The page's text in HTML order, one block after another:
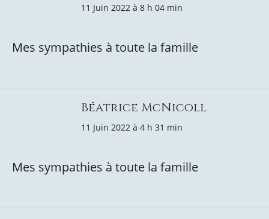
11 Juin 2022 à 8 h 04 min
Mes sympathies à toute la famille
Béatrice McNicoll
11 Juin 2022 à 4 h 31 min
Mes sympathies à toute la famille